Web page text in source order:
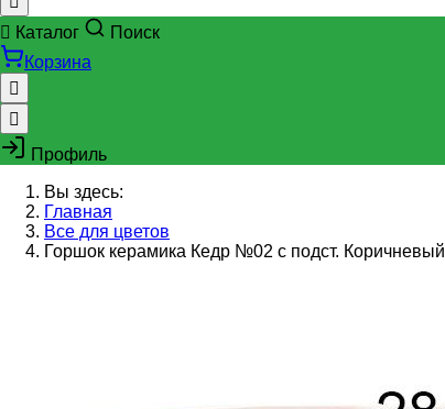
Каталог
Поиск
Корзина
Профиль
Вы здесь:
Главная
Все для цветов
Горшок керамика Кедр №02 с подст. Коричневый